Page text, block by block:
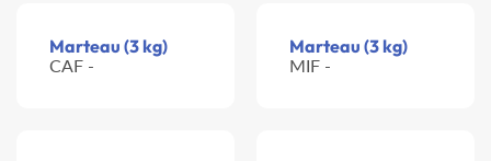
Marteau (3 kg)
CAF -
Marteau (3 kg)
MIF -